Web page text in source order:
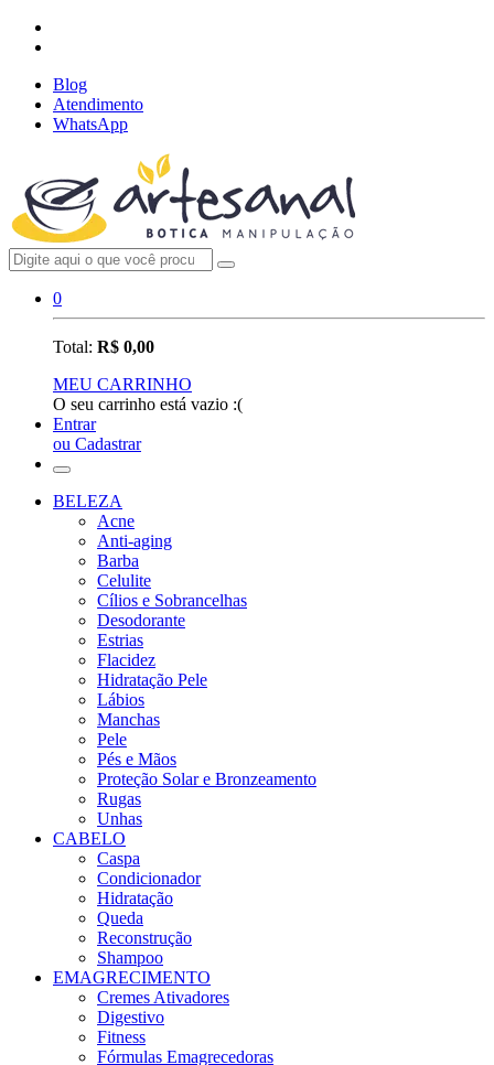
Blog
Atendimento
WhatsApp
0
Total: R$ 0,00
MEU CARRINHO
O seu carrinho está vazio :(
Entrar
ou Cadastrar
BELEZA
Acne
Anti-aging
Barba
Celulite
Cílios e Sobrancelhas
Desodorante
Estrias
Flacidez
Hidratação Pele
Lábios
Manchas
Pele
Pés e Mãos
Proteção Solar e Bronzeamento
Rugas
Unhas
CABELO
Caspa
Condicionador
Hidratação
Queda
Reconstrução
Shampoo
EMAGRECIMENTO
Cremes Ativadores
Digestivo
Fitness
Fórmulas Emagrecedoras